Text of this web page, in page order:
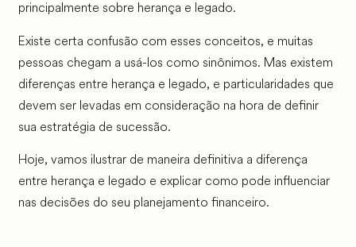
principalmente sobre herança e legado.
Existe certa confusão com esses conceitos, e muitas
pessoas chegam a usá-los como sinônimos. Mas existem
diferenças entre herança e legado, e particularidades que
devem ser levadas em consideração na hora de definir
sua estratégia de sucessão.
Hoje, vamos ilustrar de maneira definitiva a diferença
entre herança e legado e explicar como pode influenciar
nas decisões do seu planejamento financeiro.